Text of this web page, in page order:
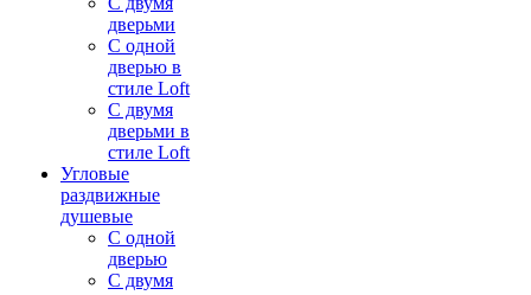
дверьми
С одной
дверью в
стиле Loft
С двумя
дверьми в
стиле Loft
Угловые
раздвижные
душевые
С одной
дверью
С двумя